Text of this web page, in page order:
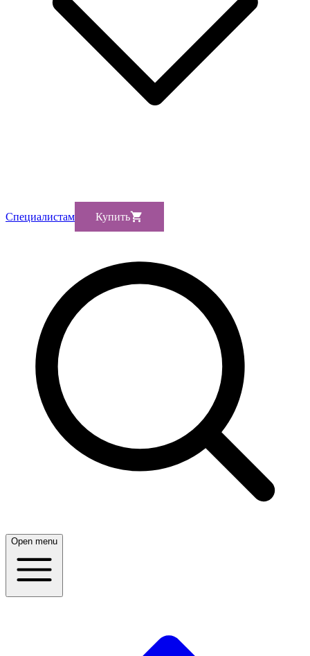
Cпециалистам Купить
Open menu